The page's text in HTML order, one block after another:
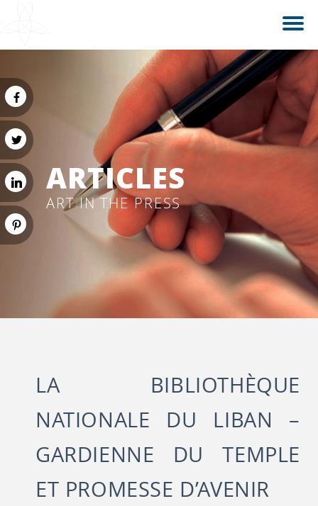
ARTICLES
ART IN THE PRESS
LA BIBLIOTHÈQUE
NATIONALE DU LIBAN –
GARDIENNE DU TEMPLE
ET PROMESSE D’AVENIR